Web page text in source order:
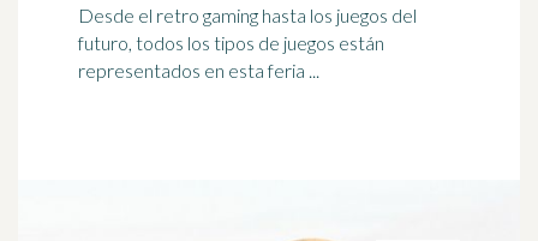
Desde el retro gaming hasta los juegos del
futuro, todos los tipos de juegos están
representados en esta feria ...